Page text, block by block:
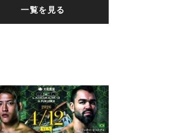
一覧を見る